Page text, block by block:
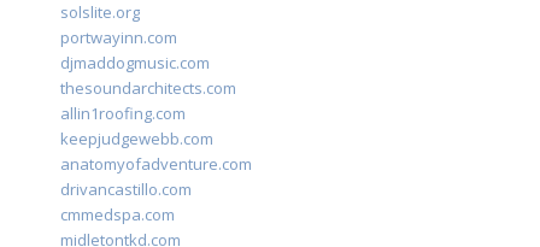
solslite.org
portwayinn.com
djmaddogmusic.com
thesoundarchitects.com
allin1roofing.com
keepjudgewebb.com
anatomyofadventure.com
drivancastillo.com
cmmedspa.com
midletontkd.com